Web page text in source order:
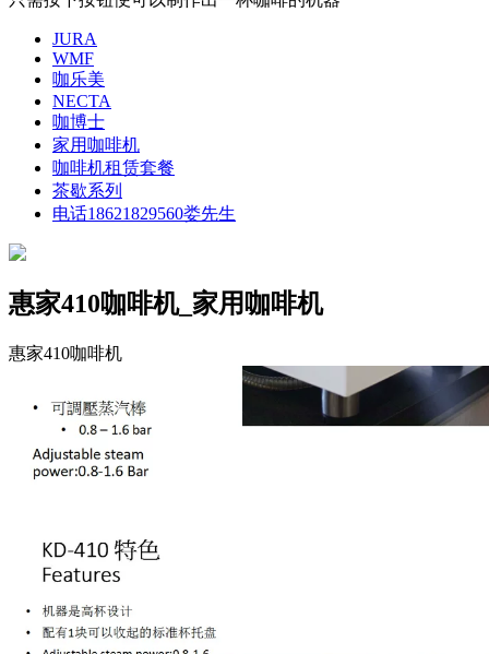
JURA
WMF
咖乐美
NECTA
咖博士
家用咖啡机
咖啡机租赁套餐
茶歇系列
电话18621829560娄先生
惠家410咖啡机_家用咖啡机
惠家410咖啡机